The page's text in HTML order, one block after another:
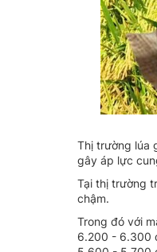
Thị trường lúa
gây áp lực
Tại thị trường
chậm.
Trong đó với
6.200 - 6.300